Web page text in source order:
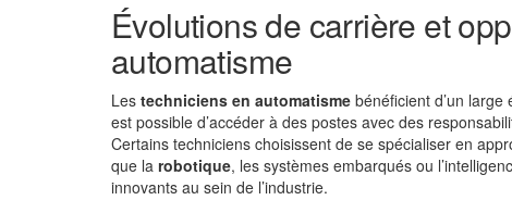
Évolutions de carrière et
automatisme
Les techniciens en automatisme bénéficient d’un large
est possible d’accéder à des postes avec des
Certains techniciens choisissent de se spécialiser en
que la robotique, les systèmes embarqués ou
innovants au sein de l’industrie.